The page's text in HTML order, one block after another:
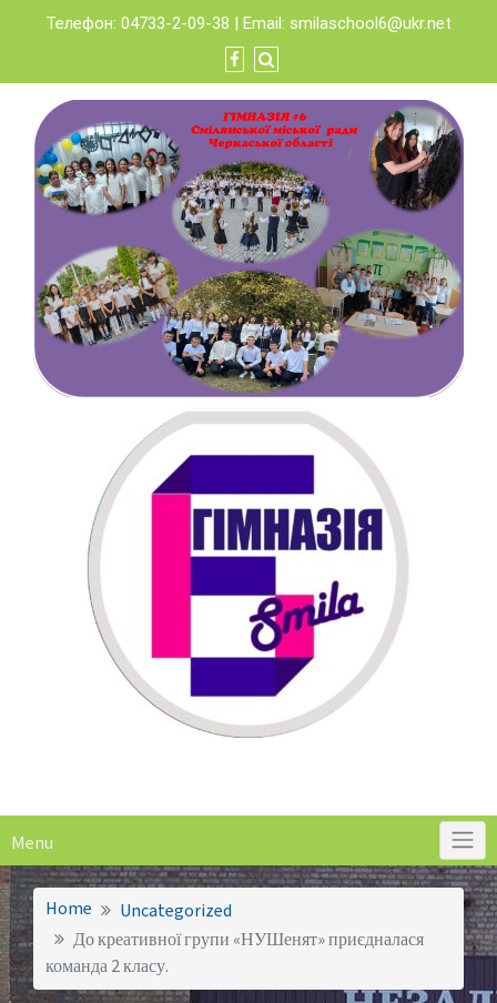
content
Телефон: 04733-2-09-38 | Email: smilaschool6@ukr.net
Menu
Home
Uncategorized
До креативної групи «НУШенят» приєдналася
команда 2 класу.